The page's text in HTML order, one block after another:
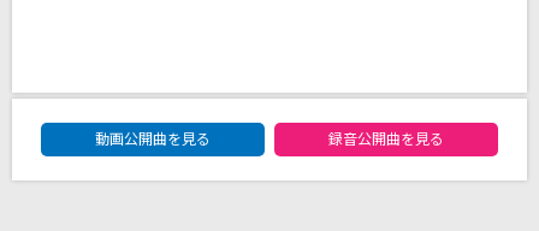
DAM★ともボーカルエントリーランキング
動画公開曲を見る
録音公開曲を見る